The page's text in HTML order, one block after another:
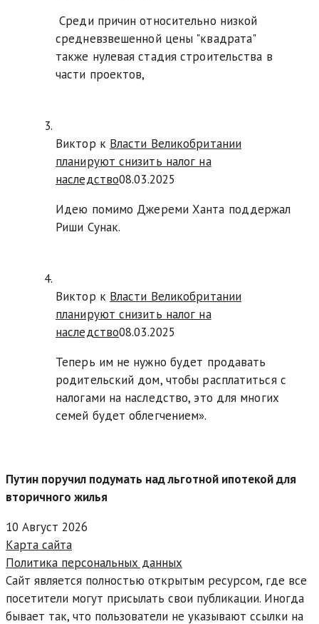
Среди причин относительно низкой
средневзвешенной цены "квадрата"
также нулевая стадия строительства в
части проектов,
Виктор к Власти Великобритании
планируют снизить налог на
наследство08.03.2025
Идею помимо Джереми Ханта поддержал
Риши Сунак.
Виктор к Власти Великобритании
планируют снизить налог на
наследство08.03.2025
Теперь им не нужно будет продавать
родительский дом, чтобы расплатиться с
налогами на наследство, это для многих
семей будет облегчением».
Путин поручил подумать над льготной ипотекой для
вторичного жилья
10 Август 2026
Карта сайта
Политика персональных данных
Сайт является полностью открытым ресурсом, где все
посетители могут присылать свои публикации. Иногда
бывает так, что пользователи не указывают ссылки на